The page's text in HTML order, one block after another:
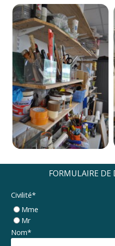
FORMULAIRE DE
Civilité*
Mme
Mr
Nom*